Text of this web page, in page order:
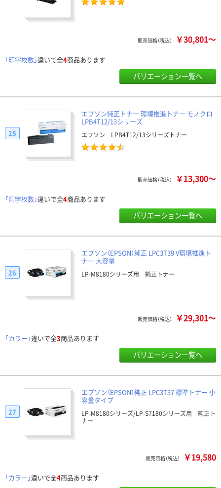
販売価格（税込） ￥30,801～
「印字枚数」違いで全4商品あります
バリエーション一覧へ
エプソン純正トナー 環境推進トナー モノクロ
LPB4T12/13シリーズ
エプソン LPB4T12/13シリーズトナー
25
販売価格（税込） ￥13,300～
「印字枚数」違いで全4商品あります
バリエーション一覧へ
エプソン（EPSON）純正 LPC3T39 V環境推進ト
ナー 大容量
LP-M8180シリーズ用 純正トナー
26
販売価格（税込） ￥29,301～
「カラー」違いで全3商品あります
バリエーション一覧へ
エプソン（EPSON）純正 LPC3T37 標準トナー 小
容量タイプ
LP-M8180シリーズ/LP-S7180シリーズ用 純正ト
ナー
27
販売価格（税込） ￥19,580
「カラー」違いで全4商品あります